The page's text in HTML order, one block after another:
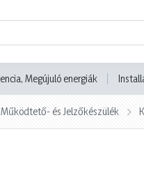
Megújuló energiák
Működtető- és Jelzőkészülék